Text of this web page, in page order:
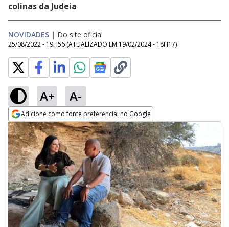
colinas da Judeia
NOVIDADES | Do site oficial
25/08/2022 - 19H56 (ATUALIZADO EM 19/02/2024 - 18H17)
A+ A-
Adicione como fonte preferencial no Google
Opens in new window